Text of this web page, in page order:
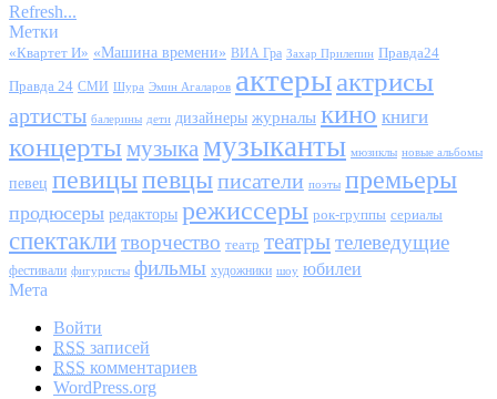
Refresh...
Метки
«Квартет И» «Машина времени» ВИА Гра Захар Прилепин Правда24
Правда 24 СМИ Шура Эмин Агаларов актерыактрисы
артисты балерины дети дизайнеры журналы кино книги
концерты музыка музыканты мюзиклы новые альбомы
певец певицыпевцыписатели поэты премьеры
продюсеры редакторы режиссеры рок-группы сериалы
спектаклитворчество театр театрытелеведущие
фестивали фигуристы фильмы художники шоу юбилеи
Мета
Войти
RSS записей
RSS комментариев
WordPress.org